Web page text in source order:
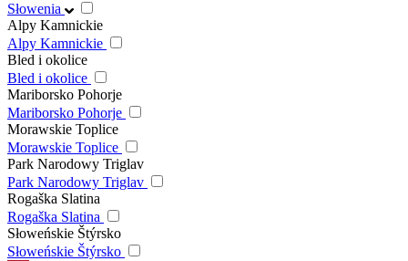
Słowenia
Alpy Kamnickie
Alpy Kamnickie
Bled i okolice
Bled i okolice
Mariborsko Pohorje
Mariborsko Pohorje
Morawskie Toplice
Morawskie Toplice
Park Narodowy Triglav
Park Narodowy Triglav
Rogaška Slatina
Rogaška Slatina
Słoweńskie Štýrsko
Słoweńskie Štýrsko